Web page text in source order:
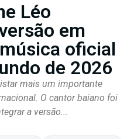
Léo
em
oficial
de 2026
mais um importante
O cantor baiano foi
a versão...